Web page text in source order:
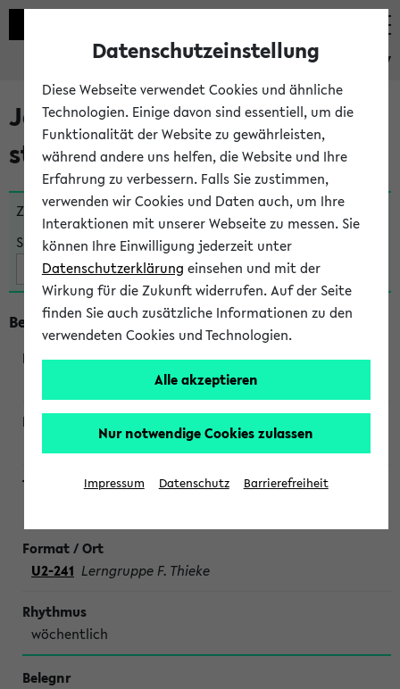
eKVV
Jetzt und in Kürze
stattfindende Veranstaltungen
Zu viele Veranstaltungen?Fakultät wählen
Suche:
Beginn um 8 Uhr
U2-241 Lerngruppe F. Thieke
wöchentlich
Datenschutzeinstellung
Diese Webseite verwendet Cookies und ähnliche
Technologien. Einige davon sind essentiell, um die
Funktionalität der Website zu gewährleisten,
während andere uns helfen, die Website und Ihre
Erfahrung zu verbessern. Falls Sie zustimmen,
verwenden wir Cookies und Daten auch, um Ihre
Interaktionen mit unserer Webseite zu messen. Sie
können Ihre Einwilligung jederzeit unter
Datenschutzerklärung einsehen und mit der
Wirkung für die Zukunft widerrufen. Auf der Seite
finden Sie auch zusätzliche Informationen zu den
verwendeten Cookies und Technologien.
Alle akzeptieren
Nur notwendige Cookies zulassen
Impressum Datenschutz Barrierefreiheit